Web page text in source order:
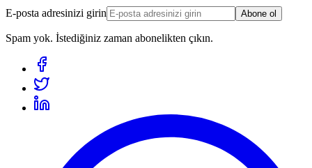
E-posta adresinizi girin Abone ol
Spam yok. İstediğiniz zaman abonelikten çıkın.